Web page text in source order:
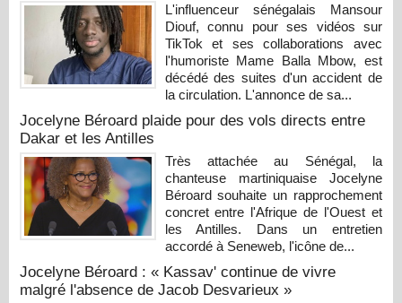
L'influenceur sénégalais Mansour
Diouf, connu pour ses vidéos sur
TikTok et ses collaborations avec
l'humoriste Mame Balla Mbow, est
décédé des suites d'un accident de
la circulation. L'annonce de sa...
Jocelyne Béroard plaide pour des vols directs entre
Dakar et les Antilles
Très attachée au Sénégal, la
chanteuse martiniquaise Jocelyne
Béroard souhaite un rapprochement
concret entre l'Afrique de l'Ouest et
les Antilles. Dans un entretien
accordé à Seneweb, l'icône de...
Jocelyne Béroard : « Kassav' continue de vivre
malgré l'absence de Jacob Desvarieux »